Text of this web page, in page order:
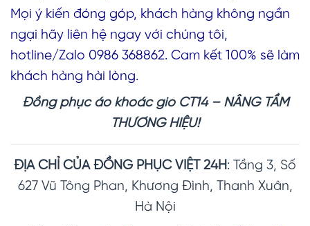
Mọi ý kiến đóng góp, khách hàng không ngần
ngại hãy liên hệ ngay với chúng tôi,
hotline/Zalo 0986 368862. Cam kết 100% sẽ làm
khách hàng hài lòng.
Đồng phục áo khoác gió CT14 – NÂNG TẦM
THƯƠNG HIỆU!
ĐỊA CHỈ CỦA ĐỒNG PHỤC VIỆT 24H: Tầng 3, Số
627 Vũ Tông Phan, Khương Đình, Thanh Xuân,
Hà Nội